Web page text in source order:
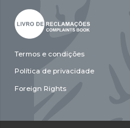
Termos e condições
Política de privacidade
Foreign Rights